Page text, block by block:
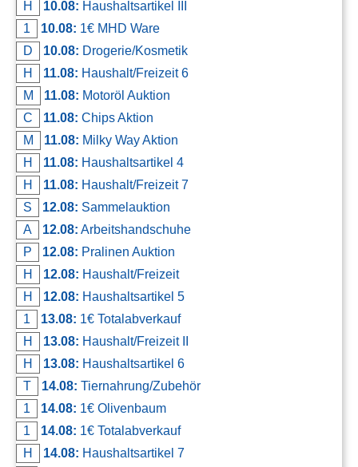
Kontakt
AGB, Nutzungsbedingungen
Impressum
H
10.08: Haushaltsartikel III
1
10.08: 1€ MHD Ware
D
10.08: Drogerie/Kosmetik
H
11.08: Haushalt/Freizeit 6
M
11.08: Motoröl Auktion
C
11.08: Chips Aktion
M
11.08: Milky Way Aktion
H
11.08: Haushaltsartikel 4
H
11.08: Haushalt/Freizeit 7
S
12.08: Sammelauktion
A
12.08: Arbeitshandschuhe
P
12.08: Pralinen Auktion
H
12.08: Haushalt/Freizeit
H
12.08: Haushaltsartikel 5
1
13.08: 1€ Totalabverkauf
H
13.08: Haushalt/Freizeit II
H
13.08: Haushaltsartikel 6
T
14.08: Tiernahrung/Zubehör
1
14.08: 1€ Olivenbaum
1
14.08: 1€ Totalabverkauf
H
14.08: Haushaltsartikel 7